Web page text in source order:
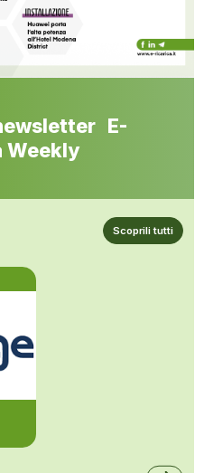
E-
Weekly
Scoprili tutti